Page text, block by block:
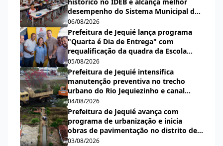
desempenho do Sistema Municipal de
Ensino desde a criação do índice
06/08/2026
Prefeitura de Jequié lança programa
"Quarta é Dia de Entrega" com
requalificação da quadra da Escola
Municipal Carlos Aguiar
05/08/2026
Prefeitura de Jequié intensifica
manutenção preventiva no trecho
urbano do Rio Jequiezinho e canal
pluvial do bairro Espírito Santo
04/08/2026
Prefeitura de Jequié avança com
programa de urbanização e inicia
obras de pavimentação no distrito de
Nova Esperança
03/08/2026